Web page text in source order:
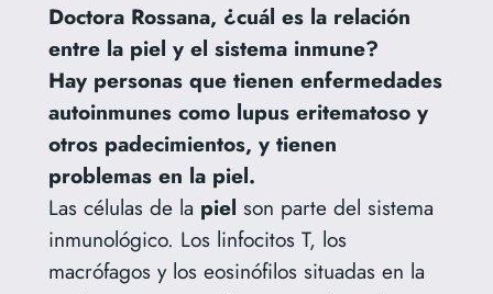
Doctora Rossana, ¿cuál es la relación
entre la piel y el sistema inmune?
Hay personas que tienen enfermedades
autoinmunes como lupus eritematoso y
otros padecimientos, y tienen
problemas en la piel.
Las células de la piel son parte del sistema
inmunológico. Los linfocitos T, los
macrófagos y los eosinófilos situadas en la